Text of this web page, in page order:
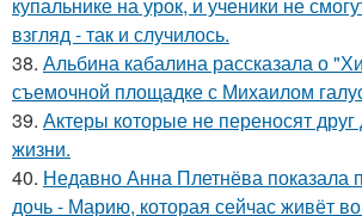
взгляд - так и случилось.
38. Альбина кабалина рассказала о
съемочной площадке с Михаилом
39. Актеры которые не переносят друг
жизни.
40. Недавно Анна Плетнёва показала
дочь - Марию, которая сейчас живёт